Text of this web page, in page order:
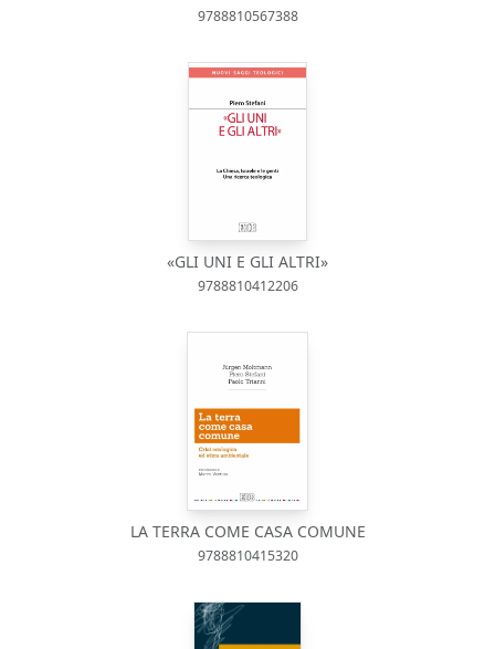
9788810567388
«GLI UNI E GLI ALTRI»
9788810412206
LA TERRA COME CASA COMUNE
9788810415320